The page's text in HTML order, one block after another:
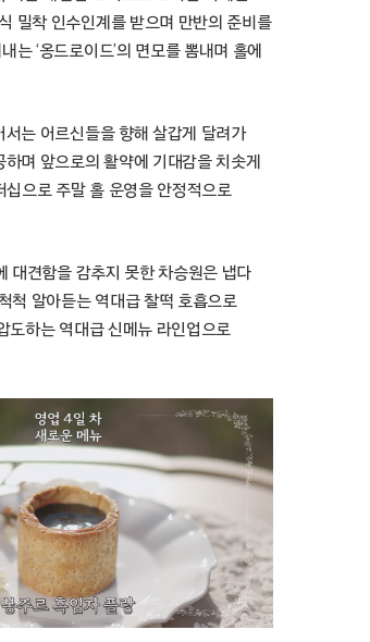
밀착 인수인계를 받으며 만반의 준비를
‘옹드로이드’의 면모를 뽐내며 홀에
는 어르신들을 향해 살갑게 달려가
며 앞으로의 활약에 기대감을 치솟게
십으로 주말 홀 운영을 안정적으로
대견함을 감추지 못한 차승원은 냅다
척 알아듣는 역대급 찰떡 호흡으로
도하는 역대급 신메뉴 라인업으로